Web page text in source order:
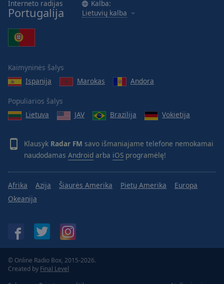
Font
Family
Done
Close
Dialog
End
window.
Interneto radijas
Portugalija
Kalba:
Lietuvių kalba
Kaimyninės šalys
Ispanija
Marokas Andora
Populiarios šalys
Lietuva
JAV Brazilija Vokietija
Klausyk Radar FM savo išmaniajame telefone nemokamai
naudodamas Android arba iOS programėlę!
Afrika Azija Šiaurės Amerika Pietų Amerika
Europa
Okeanija
© Online Radio Box, 2015-2026.
Created by Final Level